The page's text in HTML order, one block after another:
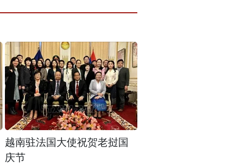
越南驻法国大使祝贺老挝国
庆节